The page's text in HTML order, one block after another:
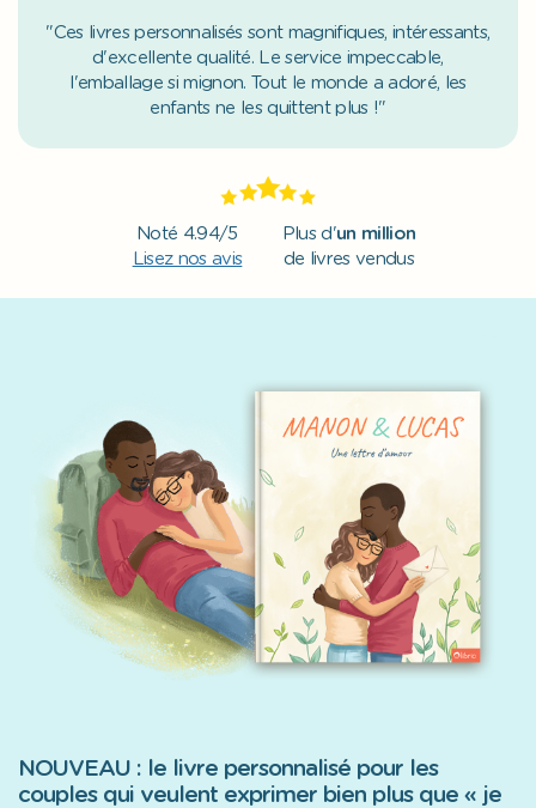
"Ces livres personnalisés sont magnifiques, intéressants,
d'excellente qualité. Le service impeccable,
l'emballage si mignon. Tout le monde a adoré, les
enfants ne les quittent plus !"
Noté 4.94/5
Lisez nos avis
Plus d'un million
de livres vendus
NOUVEAU : le livre personnalisé pour les
couples qui veulent exprimer bien plus que « je